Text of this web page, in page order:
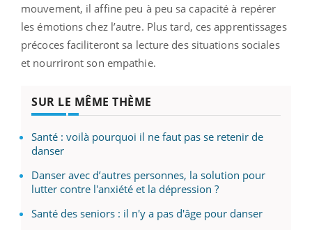
mouvement, il affine peu à peu sa capacité à repérer
les émotions chez l’autre. Plus tard, ces apprentissages
précoces faciliteront sa lecture des situations sociales
et nourriront son empathie.
SUR LE MÊME THÈME
Santé : voilà pourquoi il ne faut pas se retenir de
danser
Danser avec d’autres personnes, la solution pour
lutter contre l'anxiété et la dépression ?
Santé des seniors : il n'y a pas d'âge pour danser